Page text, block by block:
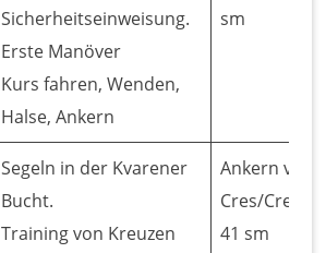
Sicherheitseinweisung.
Erste Manöver
Kurs fahren, Wenden,
Halse, Ankern
sm
Segeln in der Kvarener
Bucht.
Training von Kreuzen
Ankern vor
Cres/Cres,
41 sm